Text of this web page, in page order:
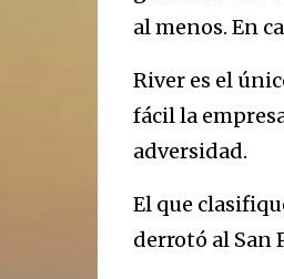
al menos. En
River es el
fácil la
adversidad.
El que
derrotó al San